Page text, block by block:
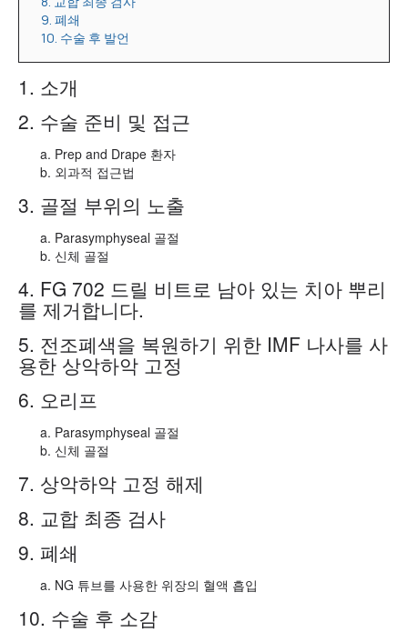
9. 폐쇄
10. 수술 후 발언
1. 소개
2. 수술 준비 및 접근
Prep and Drape 환자
외과적 접근법
3. 골절 부위의 노출
Parasymphyseal 골절
신체 골절
4. FG 702 드릴 비트로 남아 있는 치아 뿌리
를 제거합니다.
5. 전조폐색을 복원하기 위한 IMF 나사를 사
용한 상악하악 고정
6. 오리프
Parasymphyseal 골절
신체 골절
7. 상악하악 고정 해제
8. 교합 최종 검사
9. 폐쇄
NG 튜브를 사용한 위장의 혈액 흡입
10. 수술 후 소감